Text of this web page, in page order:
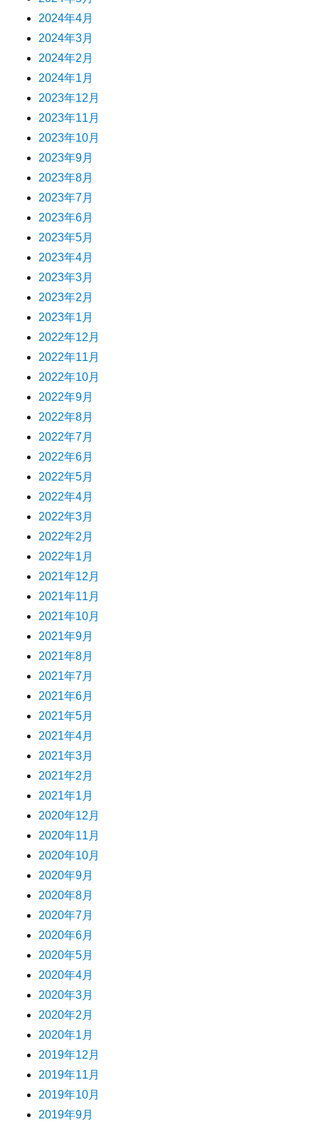
2024年4月
2024年3月
2024年2月
2024年1月
2023年12月
2023年11月
2023年10月
2023年9月
2023年8月
2023年7月
2023年6月
2023年5月
2023年4月
2023年3月
2023年2月
2023年1月
2022年12月
2022年11月
2022年10月
2022年9月
2022年8月
2022年7月
2022年6月
2022年5月
2022年4月
2022年3月
2022年2月
2022年1月
2021年12月
2021年11月
2021年10月
2021年9月
2021年8月
2021年7月
2021年6月
2021年5月
2021年4月
2021年3月
2021年2月
2021年1月
2020年12月
2020年11月
2020年10月
2020年9月
2020年8月
2020年7月
2020年6月
2020年5月
2020年4月
2020年3月
2020年2月
2020年1月
2019年12月
2019年11月
2019年10月
2019年9月